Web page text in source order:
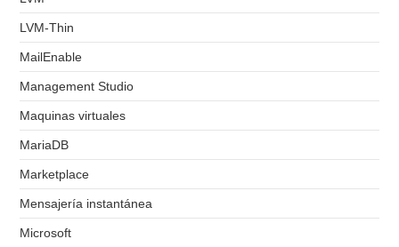
LVM-Thin
MailEnable
Management Studio
Maquinas virtuales
MariaDB
Marketplace
Mensajería instantánea
Microsoft